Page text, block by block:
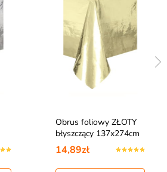
Obrus foliowy ZŁOTY
błyszczący 137x274cm
14,89zł